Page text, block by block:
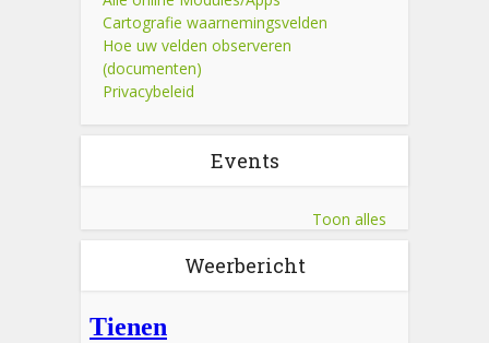
Cartografie waarnemingsvelden
Hoe uw velden observeren
(documenten)
Privacybeleid
Events
Toon alles
Weerbericht